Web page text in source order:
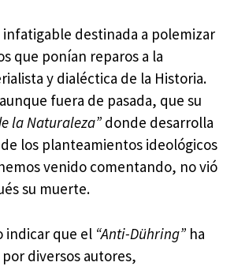
infatigable destinada a polemizar
que ponían reparos a la
y dialéctica de la Historia.
fuera de pasada, que su
la Naturaleza” donde desarrolla
los planteamientos ideológicos
venido comentando, no vió
su muerte.
indicar que el “Anti-Dühring” ha
diversos autores,